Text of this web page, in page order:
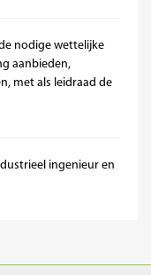
nodige wettelijke
aanbieden,
met als leidraad de
ingenieur en